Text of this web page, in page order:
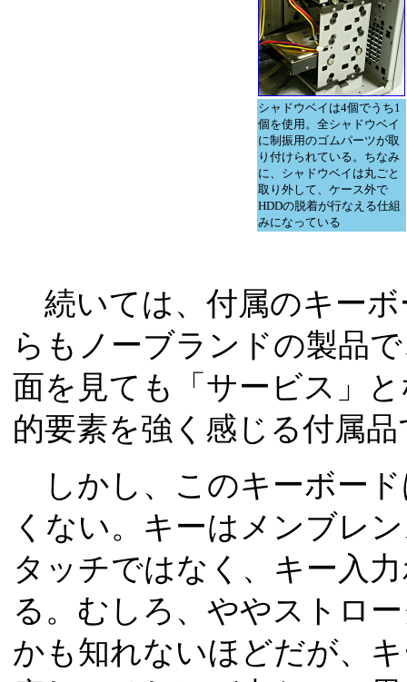
シャドウベイは4個でうち1
個を使用。全シャドウベイ
に制振用のゴムパーツが取
り付けられている。ちなみ
に、シャドウベイは丸ごと
取り外して、ケース外で
HDDの脱着が行なえる仕組
みになっている
続いては、付属のキー
らもノーブランドの製品
面を見ても「サービス」
的要素を強く感じる付属
しかし、このキーボー
くない。キーはメンブレ
タッチではなく、キー入
る。むしろ、ややストロ
かも知れないほどだが、